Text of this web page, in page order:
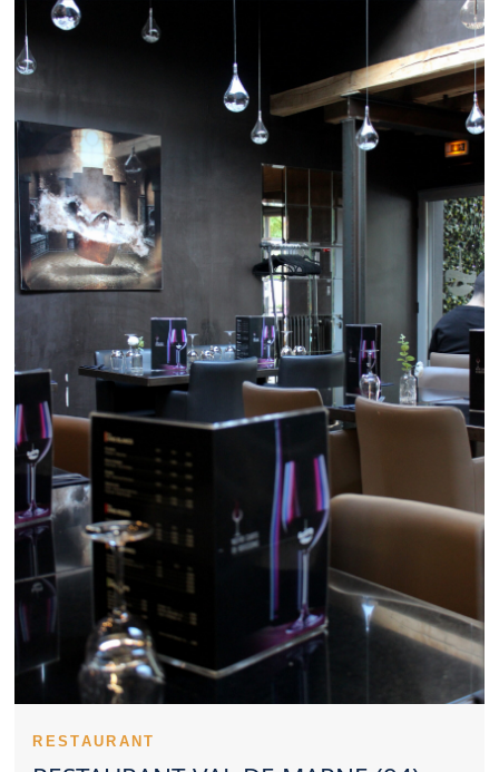
Trouver un Restaurant Val de Marne de qualité devient plus
simple avec les bonnes informations. Un Restaurant Val de
Marne représente une option idéale pour de nombreux types de
repas. L’atmosphère proposée par un Restaurant Val de Marne
compte autant que la cuisine. Le menu d’un Restaurant Val de
Marne gagne à proposer des choix variés et équilibrés. Un
Restaurant Val de Marne performant mise souvent sur la
fraîcheur des matières premières. Le professionnalisme du
personnel valorise un Restaurant Val de Marne aux yeux des
convives. L’accessibilité d’un Restaurant Val de Marne participe
au confort global de la sortie. Pour un repas du midi, un
Restaurant Val de Marne réactif représente un vrai plus. Le soir,
un Restaurant Val de Marne chaleureux attire ceux qui
recherchent un bon moment. Un Restaurant Val de Marne
représente une option intéressante pour un déjeuner d’affaires.
La perception du prix joue un rôle important dans le choix d’un
Restaurant Val de Marne. L’identité d’un Restaurant Val de
Marne se renforce avec des plats bien reconnaissables. Un
Restaurant Val de Marne gagne la confiance des clients grâce à
une qualité suivie. Les retours d’expérience peuvent orienter
utilement vers un Restaurant Val de Marne. Un Restaurant Val
de Marne peut séduire avec un style culinaire classique ou
créatif. Dans certains cas, réserver un Restaurant Val de Marne
devient presque indispensable. La dimension familiale peut
renforcer l’image positive d’un Restaurant Val de Marne. Le
charme d’un Restaurant Val de Marne participe à la réussite d’un
dîner romantique. Des plats soignés valorisent immédiatement
un Restaurant Val de Marne. La propreté d’un Restaurant Val de
Marne reste indissociable d’une expérience réussie.
Sélectionner un Restaurant Val de Marne demande de regarder
l’ensemble de l’expérience.
Un Restaurant Val de Marne peut gagner une vraie notoriété
auprès des amateurs de cuisine. L’identité d’un Restaurant Val
de Marne se perçoit souvent dès l’arrivée. La présence d’une
La justesse des préparations soutient la réputation d’un
RESTAURANT